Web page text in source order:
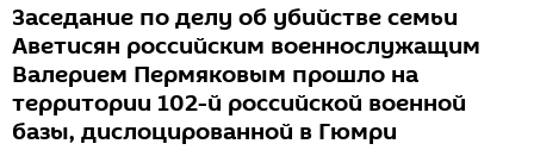
Заседание по делу об убийстве семьи
Аветисян российским военнослужащим
Валерием Пермяковым прошло на
территории 102-й российской военной
базы, дислоцированной в Гюмри